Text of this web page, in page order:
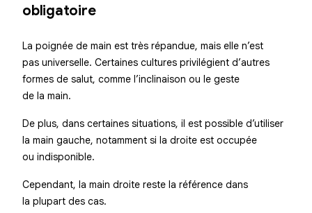
obligatoire
La poignée de main est très répandue, mais elle n’est
pas universelle. Certaines cultures privilégient d’autres
formes de salut, comme l’inclinaison ou le geste
de la main.
De plus, dans certaines situations, il est possible d’utiliser
la main gauche, notamment si la droite est occupée
ou indisponible.
Cependant, la main droite reste la référence dans
la plupart des cas.